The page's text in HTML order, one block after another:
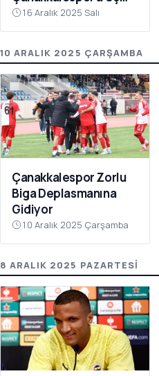
Puanı Getirdi
16 Aralık 2025 Salı
10 ARALIK 2025 ÇARŞAMBA
Çanakkalespor Zorlu
Biga Deplasmanına
Gidiyor
10 Aralık 2025 Çarşamba
8 ARALIK 2025 PAZARTESI